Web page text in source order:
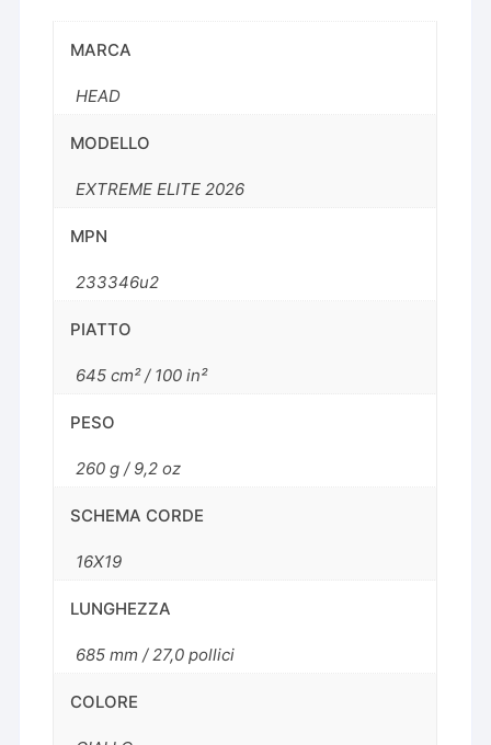
MARCA
HEAD
MODELLO
EXTREME ELITE 2026
MPN
233346u2
PIATTO
645 cm² / 100 in²
PESO
260 g / 9,2 oz
SCHEMA CORDE
16X19
LUNGHEZZA
685 mm / 27,0 pollici
COLORE